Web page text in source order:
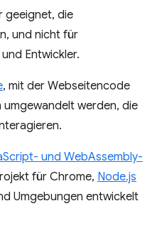
geeignet, die
und nicht für
Entwickler.
, mit der Webseitencode
werden, die
und WebAssembly-
für Chrome, Node.js
Umgebungen entwickelt